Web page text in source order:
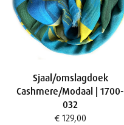
Sjaal/omslagdoek
Cashmere/Modaal | 1700-
032
€ 129,00